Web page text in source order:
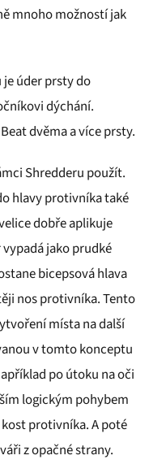
mnoho možností jak
úder prsty do
dýchání.
dvěma a více prsty.
Shredderu použít.
hlavy protivníka také
dobře aplikuje
jako prudké
bicepsová hlava
nos protivníka. Tento
místa na další
v tomto konceptu
po útoku na oči
logickým pohybem
protivníka. A poté
z opačné strany.